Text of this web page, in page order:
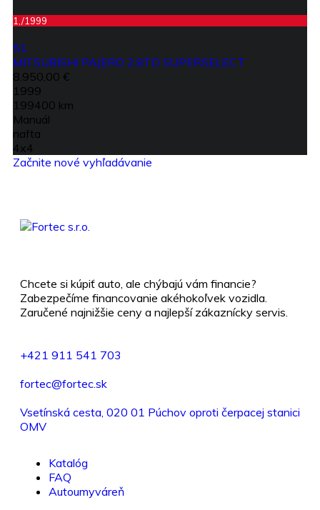
1,/1999
51
MITSUBISHI PAJERO 2,8TD SUPERSELECT
8.950,00 €
1999
199400 km
Manuál
nafta
4x4
Začnite nové vyhľadávanie
Chcete si kúpiť auto, ale chýbajú vám financie?
Zabezpečíme financovanie akéhokoľvek vozidla.
Zaručené najnižšie ceny a najlepší zákaznícky servis.
+421 911 541 703
fortec@fortec.sk
Vsetínská cesta, 020 01 Púchov oproti čerpacej stanici
OMV
Katalóg
FAQ
Autoumyváreň